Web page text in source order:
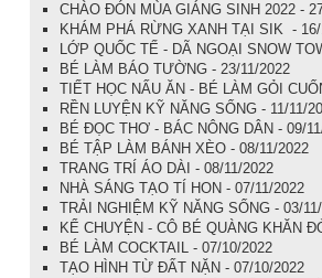
CHÀO ĐÓN MÙA GIÁNG SINH 2022 -
KHÁM PHÁ RỪNG XANH TẠI SIK -
LỚP QUỐC TẾ - DÃ NGOẠI SNOW
BÉ LÀM BÁO TƯỜNG - 23/11/2022
TIẾT HỌC NẤU ĂN - BÉ LÀM GỎI
RỀN LUYỆN KỸ NĂNG SỐNG - 11/11/
BÉ ĐỌC THƠ - BÁC NÔNG DÂN - 09/
BÉ TẬP LÀM BÁNH XÈO - 08/11/2022
TRANG TRÍ ÁO DÀI - 08/11/2022
NHÀ SÁNG TẠO TÍ HON - 07/11/2022
TRẢI NGHIỆM KỸ NĂNG SỐNG - 03/
KỂ CHUYỆN - CÔ BÉ QUÀNG KHĂN
BÉ LÀM COCKTAIL - 07/10/2022
TẠO HÌNH TỪ ĐẤT NẶN - 07/10/2022